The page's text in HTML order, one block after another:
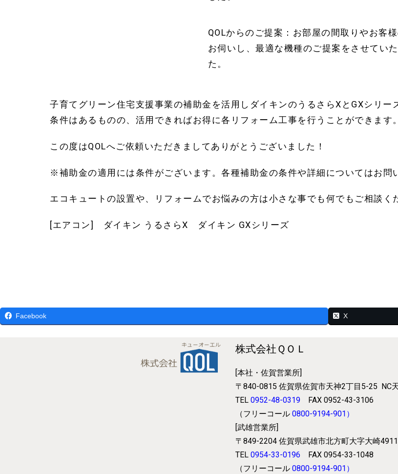
QOLからのご提案：お部屋の間取りやお客
お伺いし、最適な機種のご提案をさせてい
た。
子育てグリーン住宅支援事業の補助金を活用しダイキンのうるさらXとGXシリ
条件はあるものの、活用できればお得に各リフォーム工事を行うことができます
この度はQOLへご依頼いただきましてありがとうございました！
※補助金の適用には条件がございます。各種補助金の条件や詳細についてはお問
エコキュートの設置や、リフォームでお悩みの方は小さな事でも何でもご相談く
[エアコン] ダイキン うるさらX ダイキン GXシリーズ
Facebook X
株式会社ＱＯＬ
[本社・佐賀営業所]
〒840-0815佐賀県佐賀市天神2丁目5-25 NC
TEL0952-48-0319
FAX 0952-43-3106
（フリーコール0800-9194-901 ）
[武雄営業所]
〒849-2204佐賀県武雄市北方町大字大崎
TEL0954-33-0196
FAX 0954-33-1048
（フリーコール0800-9194-901 ）